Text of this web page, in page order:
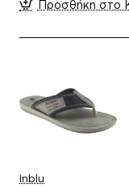
Προσθήκη στο
Inblu